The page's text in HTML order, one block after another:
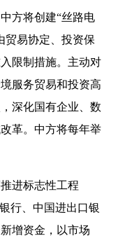
方将创建“丝路电
贸易协定、投资保
限制措施。主动对
服务贸易和投资高
深化国有企业、数
革。中方将每年举
进标志性工程
行、中国进出口银
增资金，以市场